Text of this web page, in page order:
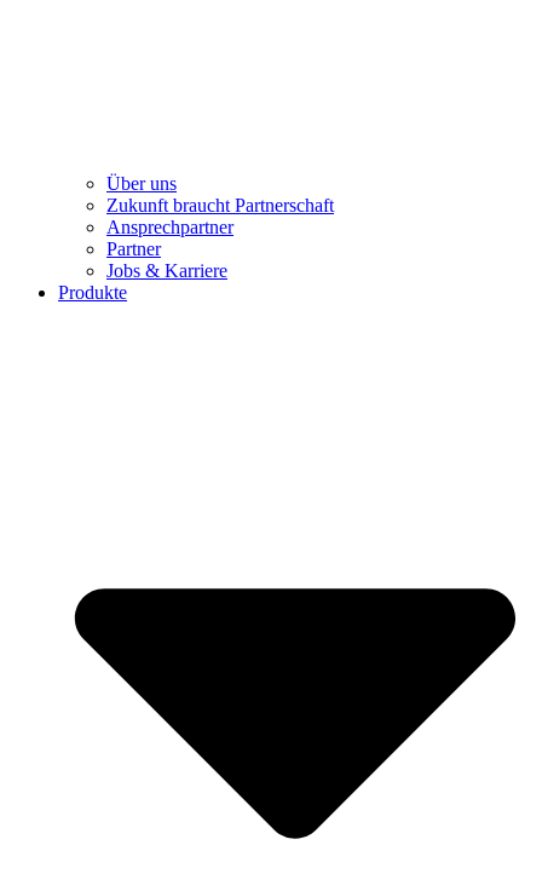
Über uns
Zukunft braucht Partnerschaft
Ansprechpartner
Partner
Jobs & Karriere
Produkte